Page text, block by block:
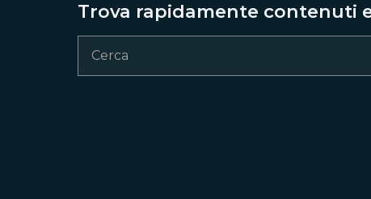
Trova rapidamente contenuti